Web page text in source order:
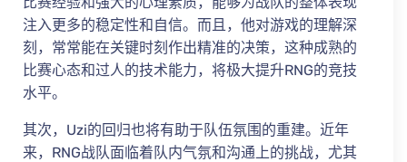
注入更多的稳定性和自信。而且，他对游戏的理解深
刻，常常能在关键时刻作出精准的决策，这种成熟的
比赛心态和过人的技术能力，将极大提升RNG的竞技
水平。
其次，Uzi的回归也将有助于队伍氛围的重建。近年
来，RNG战队面临着队内气氛和沟通上的挑战，尤其